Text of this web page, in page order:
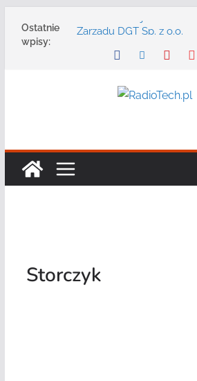
Ostatnie
wpisy:
Zmarł Andrzej Adler
Zarządu DGT Sp. z o.o.
Radmor – największy
urządzeń łączności
konferencję:
niezawodność i
Najnowszy radiotelefon
Motorola Solutions
Storczyk